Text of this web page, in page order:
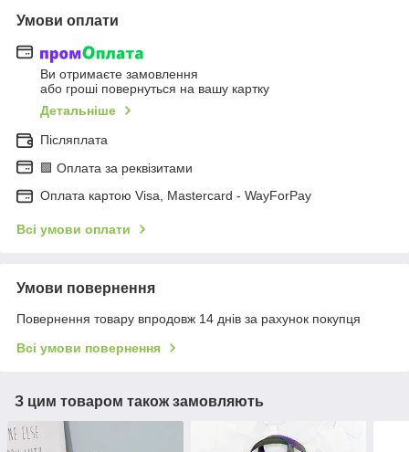
Умови оплати
Ви отримаєте замовлення
або гроші повернуться на вашу картку
Детальніше
Післяплата
🟩 Оплата за реквізитами
Оплата картою Visa, Mastercard - WayForPay
Всі умови оплати
Умови повернення
Повернення товару впродовж 14 днів за рахунок покупця
Всі умови повернення
З цим товаром також замовляють